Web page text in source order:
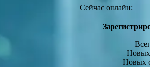
Сейчас онлайн:
Новых
Новых